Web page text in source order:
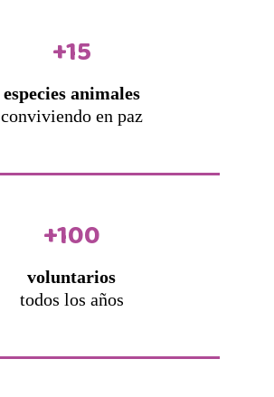
+15
especies animales
conviviendo en paz
+100
voluntarios
todos los años